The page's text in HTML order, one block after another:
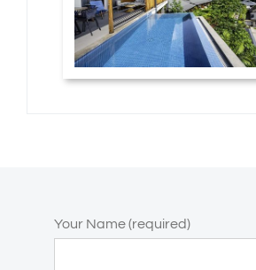
Your Name (required)